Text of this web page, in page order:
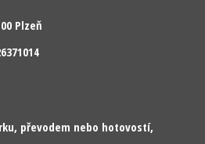
Plzeň
převodem nebo hotovostí,